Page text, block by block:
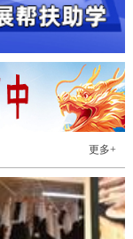
更多+